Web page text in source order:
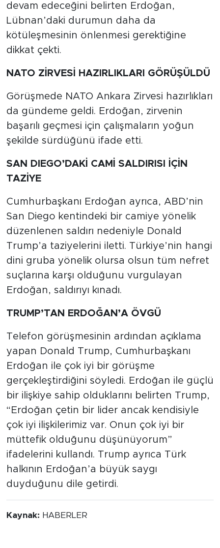
devam edeceğini belirten Erdoğan,
Lübnan’daki durumun daha da
kötüleşmesinin önlenmesi gerektiğine
dikkat çekti.
NATO ZİRVESİ HAZIRLIKLARI GÖRÜŞÜLDÜ
Görüşmede NATO Ankara Zirvesi hazırlıkları
da gündeme geldi. Erdoğan, zirvenin
başarılı geçmesi için çalışmaların yoğun
şekilde sürdüğünü ifade etti.
SAN DIEGO’DAKİ CAMİ SALDIRISI İÇİN
TAZİYE
Cumhurbaşkanı Erdoğan ayrıca, ABD’nin
San Diego kentindeki bir camiye yönelik
düzenlenen saldırı nedeniyle Donald
Trump’a taziyelerini iletti. Türkiye’nin hangi
dini gruba yönelik olursa olsun tüm nefret
suçlarına karşı olduğunu vurgulayan
Erdoğan, saldırıyı kınadı.
TRUMP’TAN ERDOĞAN’A ÖVGÜ
Telefon görüşmesinin ardından açıklama
yapan Donald Trump, Cumhurbaşkanı
Erdoğan ile çok iyi bir görüşme
gerçekleştirdiğini söyledi. Erdoğan ile güçlü
bir ilişkiye sahip olduklarını belirten Trump,
“Erdoğan çetin bir lider ancak kendisiyle
çok iyi ilişkilerimiz var. Onun çok iyi bir
müttefik olduğunu düşünüyorum”
ifadelerini kullandı. Trump ayrıca Türk
halkının Erdoğan’a büyük saygı
duyduğunu dile getirdi.
Kaynak: HABERLER